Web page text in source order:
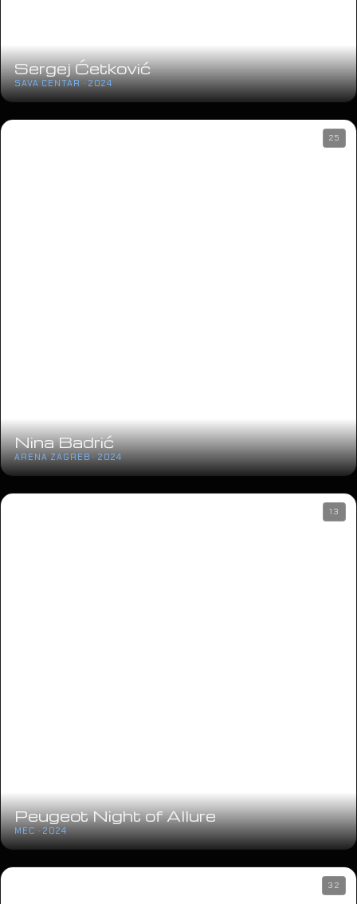
Sergej Ćetković
SAVA CENTAR · 2024
Nina Badrić
ARENA ZAGREB · 2024
25
Peugeot Night of Allure
MEC · 2024
13
32